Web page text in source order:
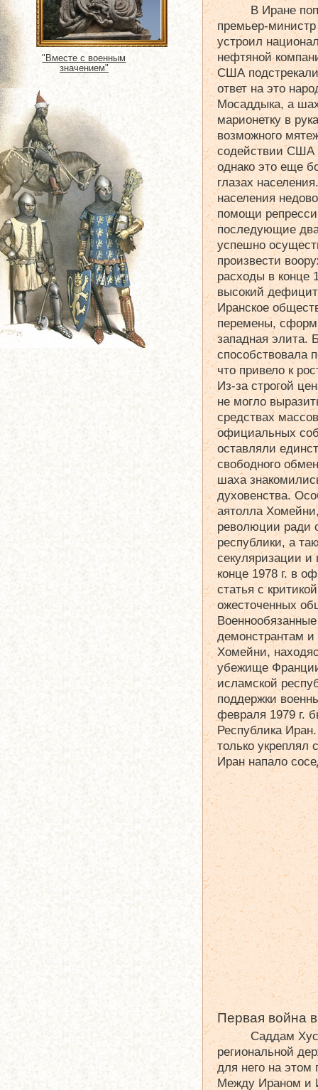
"Вместе с военным
значением"
В Иране
премьер-
устроил
нефтяной
США
ответ на это
Мосаддыка, а
марионетку в
возможного
содействии США
однако это еще
глазах
населения
помощи
последующие
успешно
произвести
расходы в конце
высокий
Иранское
перемены,
западная элита.
способствовала
что привело к
Из-за строгой
не могло
средствах
официальных
оставляли
свободного
шаха
духовенства.
аятолла
революции ради
республики, а
секуляризации и
конце 1978 г. в
статья с
ожесточенных
демонстрантам
Хомейни,
убежище
исламской
поддержки
февраля 1979 г.
Республика
только укреплял
Иран напало
Первая война
Саддам
региональной
для него на этом
Между Ираном и